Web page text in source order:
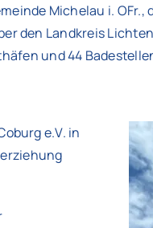
Michelau i.
den Landkreis
und 44
e.V. in